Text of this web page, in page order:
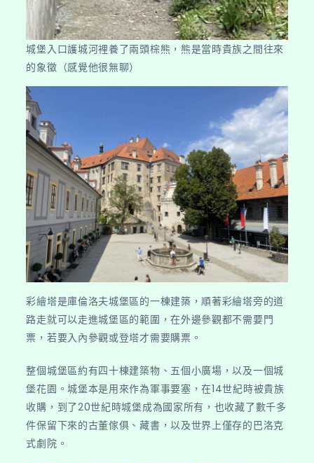
城堡入口護城河裡養了兩頭棕熊，熊是當時貴族之間往來
的象徵（感覺他很無聊）
彩繪塔是庫倫洛夫城堡區的一棟建築，順著彩繪塔旁的道
路走就可以走進城堡區的範圍，在外邊參觀都不需要門
票，若要入內參觀或登塔才需要購票。
整個城堡區約有四十棟建築物、五個小廣場，以及一個城
堡花園。城堡本是用來作為軍事要塞，在14世紀時被貴族
收購，到了20世紀時城堡成為國家所有，也收藏了數千多
件保留下來的古董傢俱、藏書，以及世界上僅存的巴洛克
式劇院。